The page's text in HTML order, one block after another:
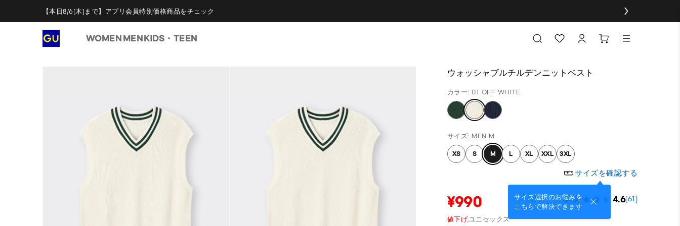
【本日8/6(木)まで】アプリ会員特別価格商品をチェック
WOMEN MENKIDS・TEEN
ウォッシャブルチルデンニットベスト
カラー: 01 OFF WHITE
サイズ: MEN M
XS S M L XL XXL 3XL
サイズを確認する
サイズ選択のお悩みを
こちらで解決できます
¥990 4.6(61)
値下げ,ユニセックス